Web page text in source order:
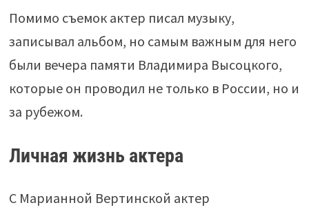
Помимо съемок актер писал музыку,
записывал альбом, но самым важным для него
были вечера памяти Владимира Высоцкого,
которые он проводил не только в России, но и
за рубежом.
Личная жизнь актера
С Марианной Вертинской актер